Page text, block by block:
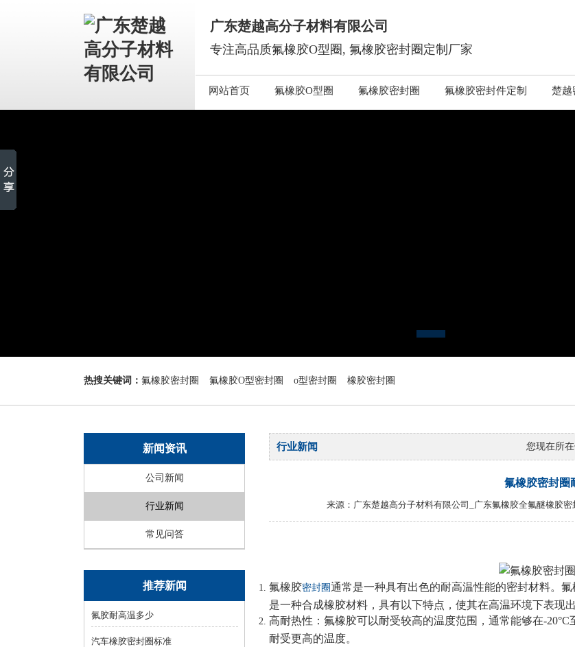
广东楚越高分子材料有限公司
专注高品质氟橡胶O型圈, 氟橡胶密封圈定制厂家
网站首页 氟橡胶O型圈 氟橡胶密封圈 氟橡胶密封件定制 楚越
热搜关键词： 氟橡胶密封圈 氟橡胶O型密封圈 o型密封圈 橡胶密封圈
新闻资讯
公司新闻
行业新闻
常见问答
推荐新闻
氟胶耐高温多少
汽车橡胶密封圈标准
您现在所在
行业新闻
氟橡胶密封圈
来源：广东楚越高分子材料有限公司_广东氟橡胶全氟醚橡胶
氟橡胶密封圈通常是一种具有出色的耐高温性能的密封材料。氟
是一种合成橡胶材料，具有以下特点，使其在高温环境下表现出
高耐热性：氟橡胶可以耐受较高的温度范围，通常能够在-
耐受更高的温度。